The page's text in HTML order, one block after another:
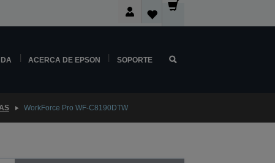
ACERCA DE EPSON SOPORTE
WorkForce Pro WF-C8190DTW